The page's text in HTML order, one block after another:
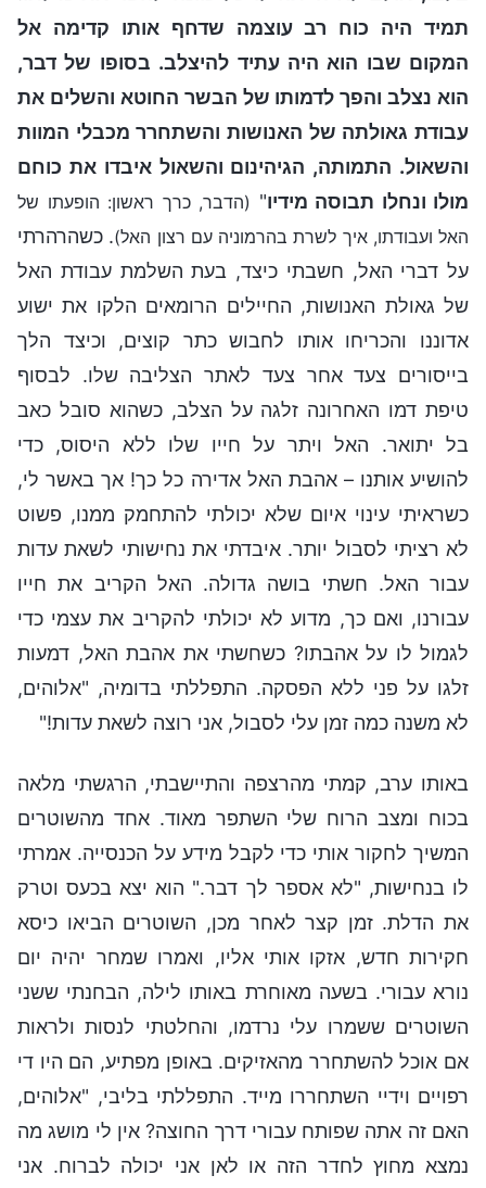
תמיד היה כוח רב עוצמה שדחף אותו קדימה אל
המקום שבו הוא היה עתיד להיצלב. בסופו של דבר,
הוא נצלב והפך לדמותו של הבשר החוטא והשלים את
עבודת גאולתה של האנושות והשתחרר מכבלי המוות
והשאול. התמותה, הגיהינום והשאול איבדו את כוחם
מולו ונחלו תבוסה מידיו" (הדבר, כרך ראשון: הופעתו של
האל ועבודתו, איך לשרת בהרמוניה עם רצון האל). כשהרהרתי
על דברי האל, חשבתי כיצד, בעת השלמת עבודת האל
של גאולת האנושות, החיילים הרומאים הלקו את ישוע
אדוננו והכריחו אותו לחבוש כתר קוצים, וכיצד הלך
בייסורים צעד אחר צעד לאתר הצליבה שלו. לבסוף
טיפת דמו האחרונה זלגה על הצלב, כשהוא סובל כאב
בל יתואר. האל ויתר על חייו שלו ללא היסוס, כדי
להושיע אותנו – אהבת האל אדירה כל כך! אך באשר לי,
כשראיתי עינוי איום שלא יכולתי להתחמק ממנו, פשוט
לא רציתי לסבול יותר. איבדתי את נחישותי לשאת עדות
עבור האל. חשתי בושה גדולה. האל הקריב את חייו
עבורנו, ואם כך, מדוע לא יכולתי להקריב את עצמי כדי
לגמול לו על אהבתו? כשחשתי את אהבת האל, דמעות
זלגו על פני ללא הפסקה. התפללתי בדומיה, "אלוהים,
לא משנה כמה זמן עלי לסבול, אני רוצה לשאת עדות!"
באותו ערב, קמתי מהרצפה והתיישבתי, הרגשתי מלאה
בכוח ומצב הרוח שלי השתפר מאוד. אחד מהשוטרים
המשיך לחקור אותי כדי לקבל מידע על הכנסייה. אמרתי
לו בנחישות, "לא אספר לך דבר." הוא יצא בכעס וטרק
את הדלת. זמן קצר לאחר מכן, השוטרים הביאו כיסא
חקירות חדש, אזקו אותי אליו, ואמרו שמחר יהיה יום
נורא עבורי. בשעה מאוחרת באותו לילה, הבחנתי ששני
השוטרים ששמרו עלי נרדמו, והחלטתי לנסות ולראות
אם אוכל להשתחרר מהאזיקים. באופן מפתיע, הם היו די
רפויים וידיי השתחררו מייד. התפללתי בליבי, "אלוהים,
האם זה אתה שפותח עבורי דרך החוצה? אין לי מושג מה
נמצא מחוץ לחדר הזה או לאן אני יכולה לברוח. אני